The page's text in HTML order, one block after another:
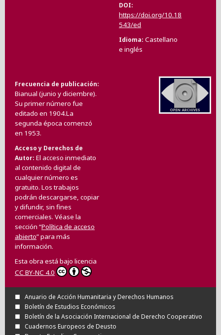
DOI
https://doi.org/10.18
543/ed
Idioma Castellano
e inglés
Frecuencia de publicación
Bianual (junio y diciembre).
Su primer número fue
editado en 1904.La
segunda época comenzó
en 1953.
Acceso y Derechos de
Autor El acceso inmediato
al contenido digital de
cualquier número es
gratuito. Los trabajos
podrán descargarse, copiar
y difundir, sin fines
comerciales. Véase la
sección “Política de acceso
abierto” para más
información.
Esta obra está bajo licencia
CC BY-NC 4.0
Anuario de Acción Humanitaria y Derechos Humanos
Boletín de Estudios Económicos
Boletín de la Asociación Internacional de Derecho Cooperativo
Cuadernos Europeos de Deusto